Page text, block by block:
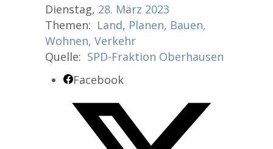
Dienstag, 28. März 2023
Themen: Land, Planen, Bauen,
Wohnen, Verkehr
Quelle: SPD-Fraktion Oberhausen
Facebook